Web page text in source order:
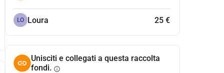
LO Loura 25 €
Unisciti e collegati a questa raccolta
fondi. info